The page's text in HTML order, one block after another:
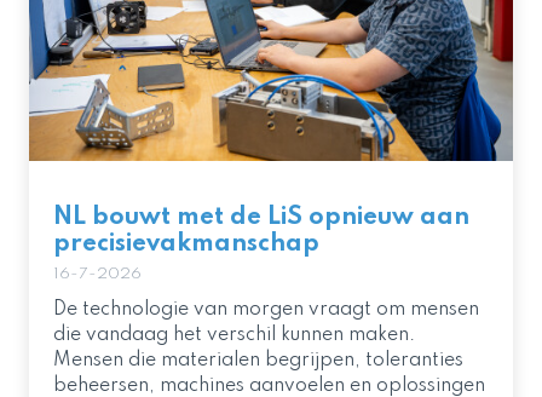
NL bouwt met de LiS opnieuw aan
precisievakmanschap
16-7-2026
De technologie van morgen vraagt om mensen
die vandaag het verschil kunnen maken.
Mensen die materialen begrijpen, toleranties
beheersen, machines aanvoelen en oplossingen